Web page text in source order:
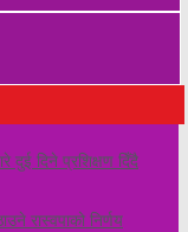
दुई दिने प्रशिक्षण दिँदै
रास्वपाको निर्णय